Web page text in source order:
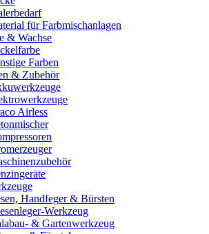
für Farbmischanlagen
& Wachse
Farben
& Zubehör
Airless
Handfeger & Bürsten
Werkzeug
& Gartenwerkzeug